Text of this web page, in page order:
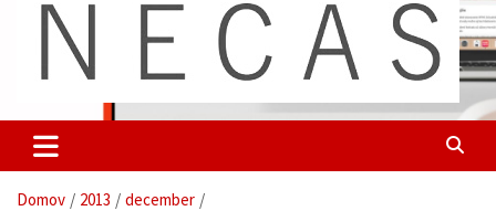
Občas Nečas
Domov 2013
december